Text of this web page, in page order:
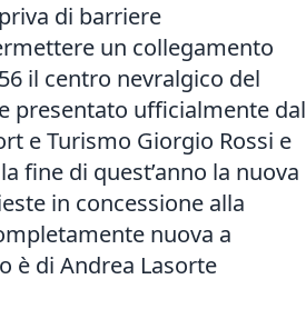
di barriere
un collegamento
il centro nevralgico del
presentato ufficialmente dal
e Turismo Giorgio Rossi e
fine di quest’anno la nuova
in concessione alla
nuova a
è di Andrea Lasorte